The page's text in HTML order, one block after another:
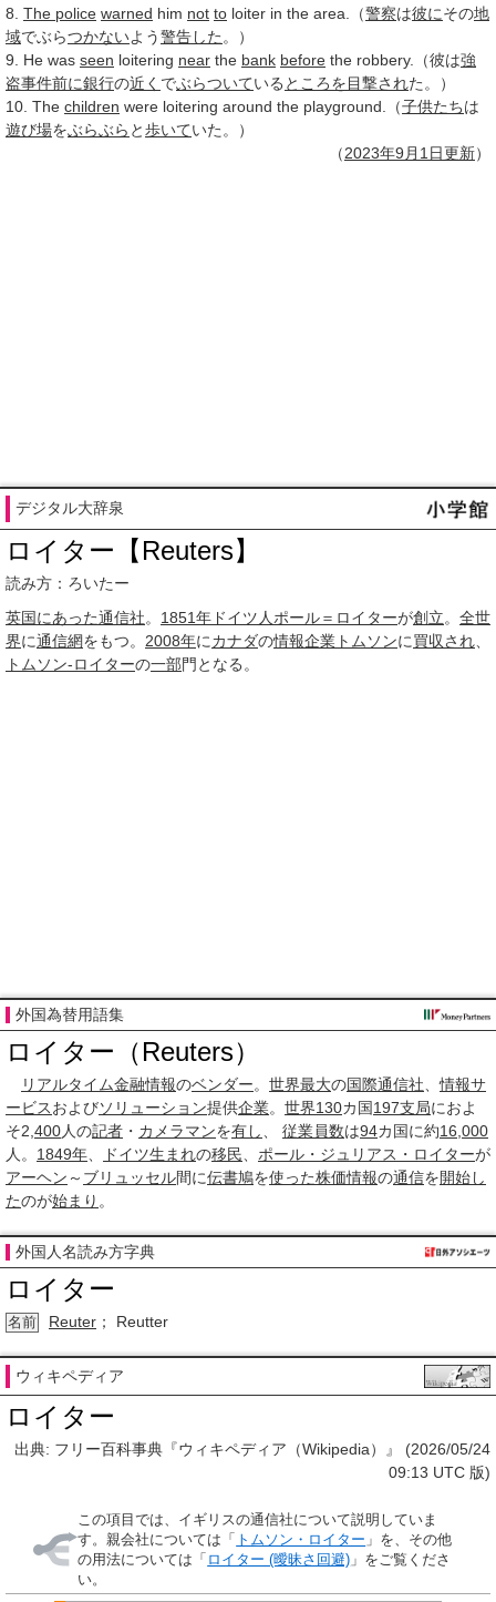
8. The police warned him not to loiter in the area.（警察は彼にその地
域でぶらつかないよう警告した 。）
9. He was seen loitering near the bank before the robbery.（彼は強
盗事件前に銀行の近く でぶらついている ところを目撃された。）
10. The children were loitering around the playground.（子供たちは
遊び場をぶらぶら と歩いていた。）
（2023年9月1日更新）
デジタル大辞泉
ロイター【Reuters】
読み方：ろいたー
英国にあった通信社。 1851年 ドイツ人 ポール＝ロイターが創立。 全世
界に通信網をもつ。 2008年にカナダの情報企業 トムソンに買収され
トムソン‐ロイターの一部門となる。
外国為替用語集
ロイター（Reuters）
リアルタイム金融情報のベンダー。 世界最大の国際通信社 、情報サ
ービスおよびソリューション提供企業。 世界130カ国197支局におよ
そ2, 400人の記者 ・ カメラマンを有し 従業員数は94カ国に約16 000
人。 1849年 ドイツ生まれの移民 ポール・ジュリアス・ロイターが
アーヘン ～ ブリュッセル間に伝書鳩を使った株価情報の通信を開始し
たのが始まり 。
外国人名読み方字典
ロイター
名前 Reuter ； Reutter
ウィキペディア
ロイター
出典: フリー百科事典『ウィキペディア（Wikipedia）』 (2026/05/24
09:13 UTC 版)
この項目では、イギリスの通信社について説明していま
す。親会社については「 トムソン・ロイター 」を、その他
の用法については「 ロイター (曖昧さ回避) 」をご覧くださ
い。